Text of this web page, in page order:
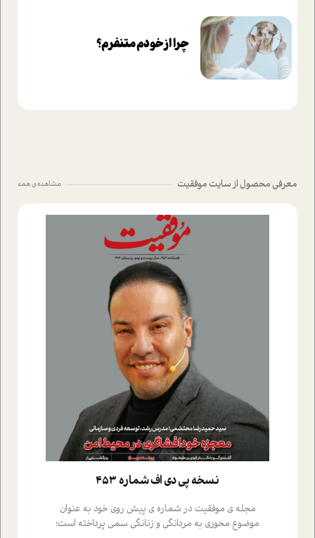
چرا از خودم متنفرم؟
معرفی محصول از سایت موفقیت مشاهده ی همه
نسخه پي دي اف شماره 453
مجله ی موفقیت در شماره ی پیش روی خود به عنوان
موضوع محوری به مردانگی و زنانگی سمی پرداخته است؛